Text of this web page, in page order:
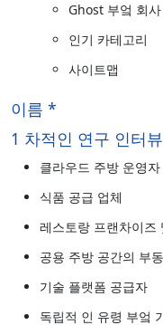
Ghost 부엌 회사
인기 카테고리
사이트맵
이름 *
1 차적인 연구 인터
클라우드 주방 운영자
식품 공급 업체
레스토랑 프랜차이즈
공용 주방 공간의 부
기술 플랫폼 공급자
독립적 인 유령 부엌